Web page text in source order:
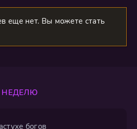
еще нет. Вы можете стать
НЕДЕЛЮ
богов